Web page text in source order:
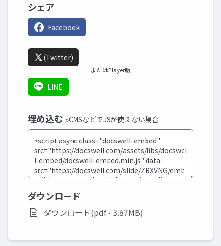
シェア
Facebook
(Twitter)
またはPlayer版
LINE
埋め込む »CMSなどでJSが使えない場合
ダウンロード
ダウンロード(pdf - 3.87MB)